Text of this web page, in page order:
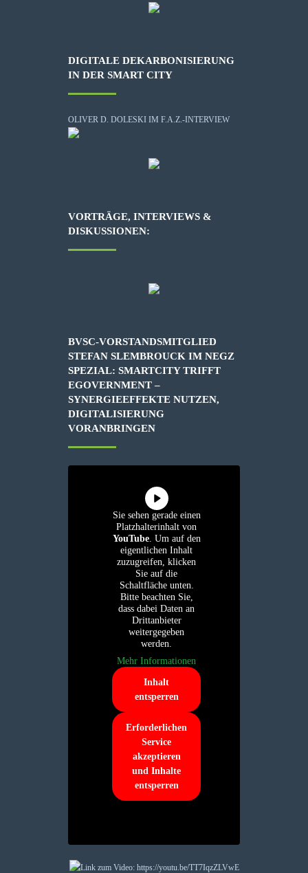
DIGITALE DEKARBONISIERUNG
IN DER SMART CITY
OLIVER D. DOLESKI IM F.A.Z.-INTERVIEW
VORTRÄGE, INTERVIEWS &
DISKUSSIONEN:
BVSC-VORSTANDSMITGLIED
STEFAN SLEMBROUCK IM NEGZ
SPEZIAL: SMARTCITY TRIFFT
EGOVERNMENT –
SYNERGIEEFFEKTE NUTZEN,
DIGITALISIERUNG
VORANBRINGEN
Sie sehen gerade einen
Platzhalterinhalt von
YouTube. Um auf den
eigentlichen Inhalt
zuzugreifen, klicken
Sie auf die
Schaltfläche unten.
Bitte beachten Sie,
dass dabei Daten an
Drittanbieter
weitergegeben
werden.
Mehr Informationen
Inhalt
entsperren
Erforderlichen
Service
akzeptieren
und Inhalte
entsperren